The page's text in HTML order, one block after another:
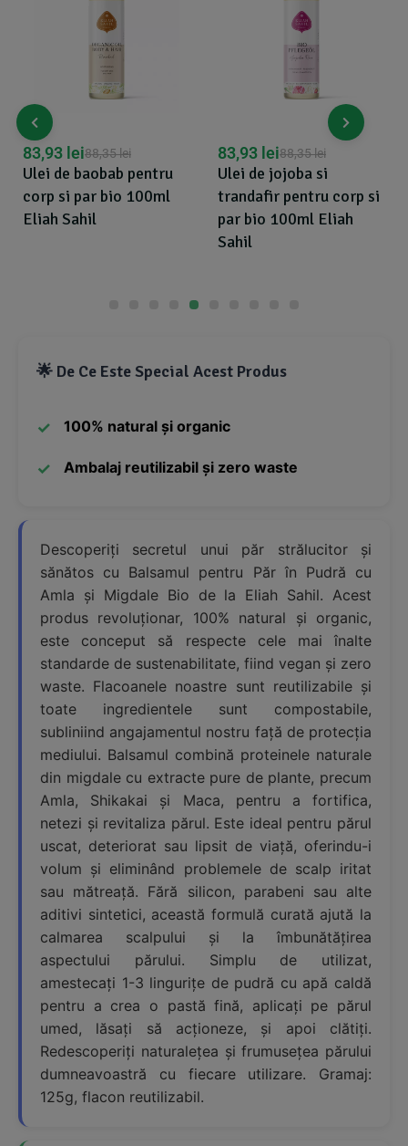
Ulei de baobab pentru
corp si par bio 100ml
Eliah Sahil
88,35lei
83,93 lei
Ulei de jojoba si
trandafir pentru corp si
par bio 100ml Eliah
Sahil
88,35lei
83,93 lei
🌟 De Ce Este Special Acest Produs
100% natural și organic
Ambalaj reutilizabil și zero waste
Descoperiți secretul unui păr strălucitor și
sănătos cu Balsamul pentru Păr în Pudră cu
Amla și Migdale Bio de la Eliah Sahil. Acest
produs revoluționar, 100% natural și organic,
este conceput să respecte cele mai înalte
standarde de sustenabilitate, fiind vegan și zero
waste. Flacoanele noastre sunt reutilizabile și
toate ingredientele sunt compostabile,
subliniind angajamentul nostru față de protecția
mediului. Balsamul combină proteinele naturale
din migdale cu extracte pure de plante, precum
Amla, Shikakai și Maca, pentru a fortifica,
netezi și revitaliza părul. Este ideal pentru părul
uscat, deteriorat sau lipsit de viață, oferindu-i
volum și eliminând problemele de scalp iritat
sau mătreață. Fără silicon, parabeni sau alte
aditivi sintetici, această formulă curată ajută la
calmarea scalpului și la îmbunătățirea
aspectului părului. Simplu de utilizat,
amestecați 1-3 lingurițe de pudră cu apă caldă
pentru a crea o pastă fină, aplicați pe părul
umed, lăsați să acționeze, și apoi clătiți.
Redescoperiți naturalețea și frumusețea părului
dumneavoastră cu fiecare utilizare. Gramaj:
125g, flacon reutilizabil.